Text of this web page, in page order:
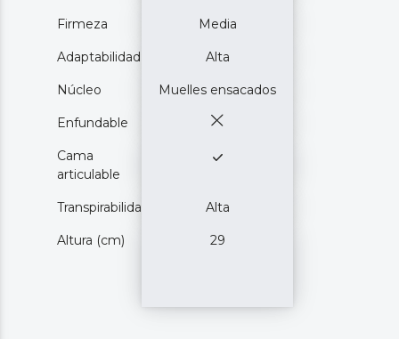
Firmeza Media
Adaptabilidad Alta
Núcleo Muelles ensacados
Enfundable
Cama
articulable
Transpirabilidad Alta
Altura (cm) 29